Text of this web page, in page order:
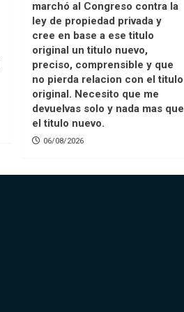
marchó al Congreso contra la
ley de propiedad privada y
cree en base a ese titulo
original un titulo nuevo,
preciso, comprensible y que
no pierda relacion con el titulo
original. Necesito que me
devuelvas solo y nada mas que
el titulo nuevo.
06/08/2026